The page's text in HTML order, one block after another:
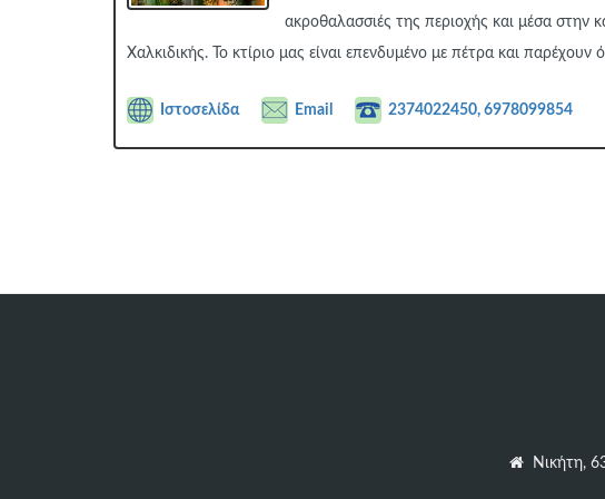
ακροθαλασσιές της περιοχής και μέσα στην
Χαλκιδικής. Το κτίριο μας είναι επενδυμένο με πέτρα και παρέχουν
Ιστοσελίδα Email 2374022450, 6978099854
Νικήτη,